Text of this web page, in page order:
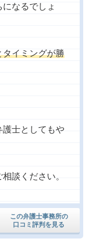
この弁護士事務所の
口コミ評判を見る
なるでしょ
イミングが勝
士としてもや
談ください。